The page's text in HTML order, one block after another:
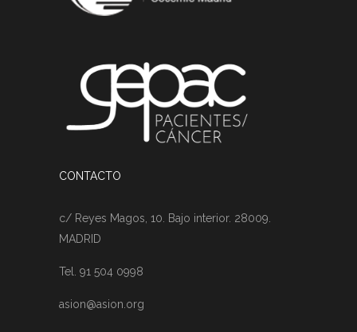
CONTACTO
c/ Reyes Magos, 10. Bajo interior. 28009.
MADRID
Tel. 91 504 0998
asion@asion.org